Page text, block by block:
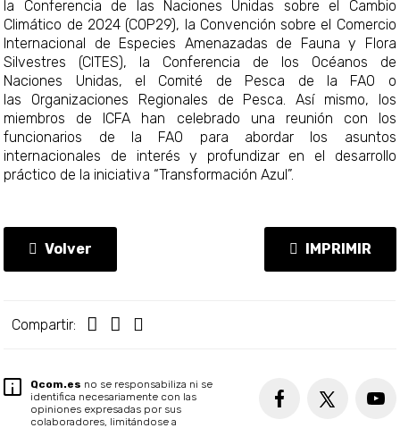
la Conferencia de las Naciones Unidas sobre el Cambio
Climático de 2024 (COP29), la Convención sobre el Comercio
Internacional de Especies Amenazadas de Fauna y Flora
Silvestres (CITES), la Conferencia de los Océanos de
Naciones Unidas, el Comité de Pesca de la FAO o
las Organizaciones Regionales de Pesca. Así mismo, los
miembros de ICFA han celebrado una reunión con los
funcionarios de la FAO para abordar los asuntos
internacionales de interés y profundizar en el desarrollo
práctico de la iniciativa “Transformación Azul”.
Volver IMPRIMIR
Compartir:
Qcom.es no se responsabiliza ni se
identifica necesariamente con las
opiniones expresadas por sus
colaboradores, limitándose a